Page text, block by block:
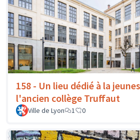
158 - Un lieu dédié à la
l'ancien collège Truffaut
Ville de Lyon 1 0